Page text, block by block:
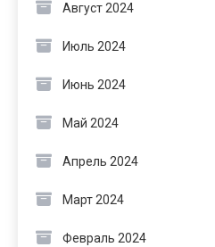
Август 2024
Июль 2024
Июнь 2024
Май 2024
Апрель 2024
Март 2024
Февраль 2024